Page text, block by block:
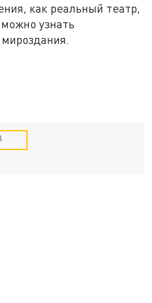
как реальный театр,
узнать